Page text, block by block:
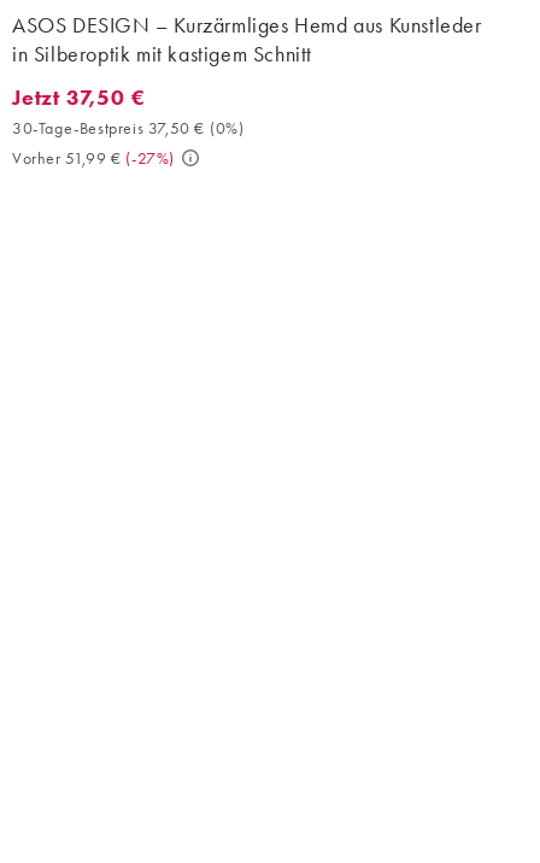
ASOS DESIGN – Kurzärmliges Hemd aus Kunstleder
in Silberoptik mit kastigem Schnitt
Jetzt 37,50 €. 30-Tage-Bestpreis 37,50 € (0%). Vorher 51,99 €.
Jetzt 37,50 €
30-Tage-Bestpreis 37,50 € (0%)
Vorher 51,99 € (-27%)